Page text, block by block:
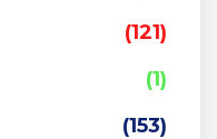
(121)
(1)
(153)